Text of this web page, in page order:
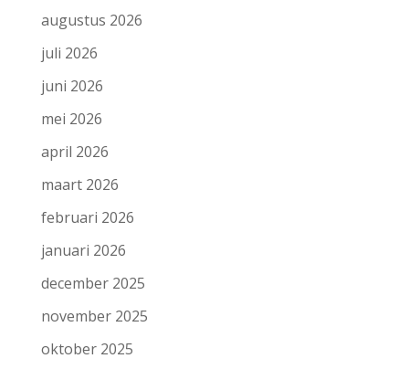
augustus 2026
juli 2026
juni 2026
mei 2026
april 2026
maart 2026
februari 2026
januari 2026
december 2025
november 2025
oktober 2025